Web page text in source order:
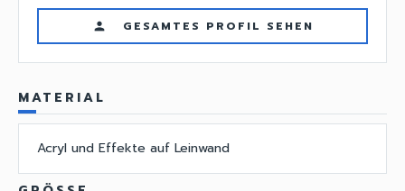
person GESAMTES PROFIL SEHEN
MATERIAL
Acryl und Effekte auf Leinwand